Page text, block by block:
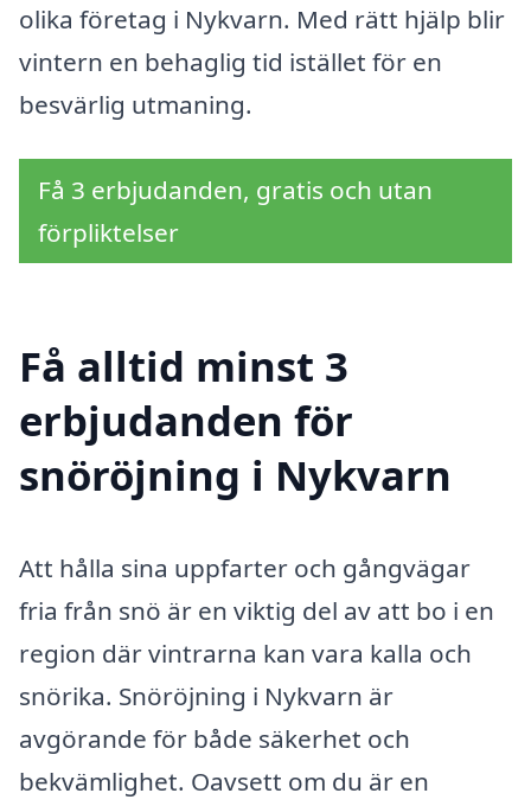
olika företag i Nykvarn. Med rätt hjälp blir
vintern en behaglig tid istället för en
besvärlig utmaning.
Få 3 erbjudanden, gratis och utan
förpliktelser
Få alltid minst 3
erbjudanden för
snöröjning i Nykvarn
Att hålla sina uppfarter och gångvägar
fria från snö är en viktig del av att bo i en
region där vintrarna kan vara kalla och
snörika. Snöröjning i Nykvarn är
avgörande för både säkerhet och
bekvämlighet. Oavsett om du är en